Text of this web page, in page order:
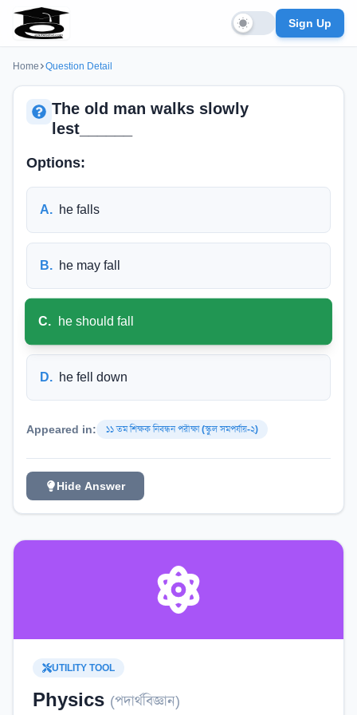
Sign Up
Home Question Detail
The old man walks slowly
lest______
Options:
A. he falls
B. he may fall
C. he should fall
D. he fell down
Appeared in: ১১ তম শিক্ষক নিবন্ধন পরীক্ষা (স্কুল সমপর্যায়-২)
Hide Answer
UTILITY TOOL
Physics (পদার্থবিজ্ঞান)